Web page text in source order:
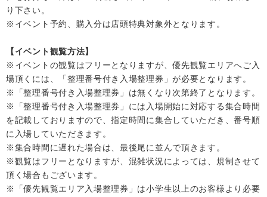
り下さい。
※イベント予約、購入分は店頭特典対象外となります。
【イベント観覧方法】
※イベントの観覧はフリーとなりますが、優先観覧エリアへご入
場頂くには、「整理番号付き入場整理券」が必要となります。
※「整理番号付き入場整理券」は無くなり次第終了となります。
※「整理番号付き入場整理券」には入場開始に対応する集合時間
を記載しておりますので、指定時間に集合していただき、番号順
に入場していただきます。
※集合時間に遅れた場合は、最後尾に並んで頂きます。
※観覧はフリーとなりますが、混雑状況によっては、規制させて
頂く場合もございます。
※「優先観覧エリア入場整理券」は小学生以上のお客様より必要